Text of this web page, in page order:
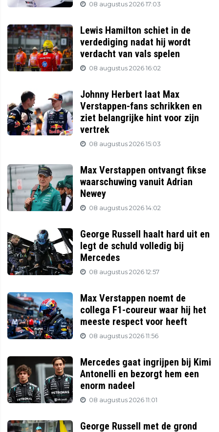
08 augustus 2026 17:03
Lewis Hamilton schiet in de
verdediging nadat hij wordt
verdacht van vals spelen
08 augustus 2026 16:02
Johnny Herbert laat Max
Verstappen-fans schrikken en
ziet belangrijke hint voor zijn
vertrek
08 augustus 2026 15:03
Max Verstappen ontvangt fikse
waarschuwing vanuit Adrian
Newey
08 augustus 2026 14:02
George Russell haalt hard uit en
legt de schuld volledig bij
Mercedes
08 augustus 2026 12:57
Max Verstappen noemt de
collega F1-coureur waar hij het
meeste respect voor heeft
08 augustus 2026 11:56
Mercedes gaat ingrijpen bij Kimi
Antonelli en bezorgt hem een
enorm nadeel
08 augustus 2026 11:01
George Russell met de grond